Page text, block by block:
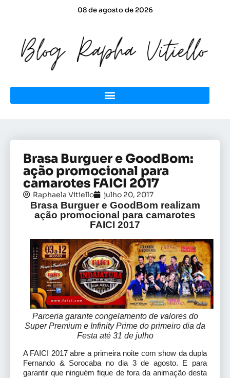
08 de agosto de 2026
Brasa Burguer e GoodBom:
ação promocional para
camarotes FAICI 2017
Raphaela Vitiello julho 20, 2017
Brasa Burguer e GoodBom realizam
ação promocional para camarotes
FAICI 2017
Parceria garante congelamento de valores do
Super Premium e Infinity Prime do primeiro dia da
Festa até 31 de julho
A FAICI 2017 abre a primeira noite com show da dupla
Fernando & Sorocaba no dia 3 de agosto. E para
garantir que ninguém fique de fora da animação desta